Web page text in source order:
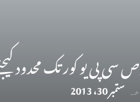
سی پی یو کور تک محدود
ستمبر 30، 2013